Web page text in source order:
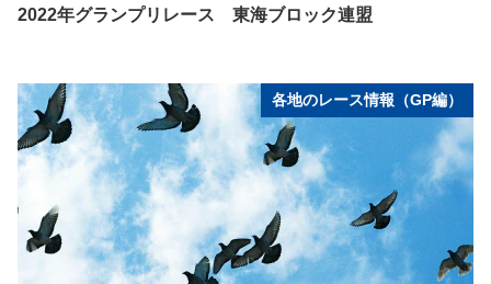
2022年グランプリレース 東海ブロック連盟
各地のレース情報（GP編）